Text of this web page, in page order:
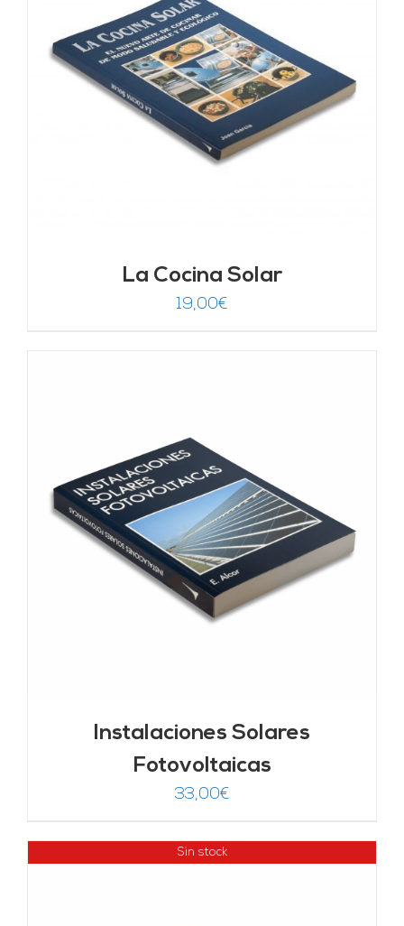
La Cocina Solar
19,00€
Instalaciones Solares
Fotovoltaicas
33,00€
Sin stock